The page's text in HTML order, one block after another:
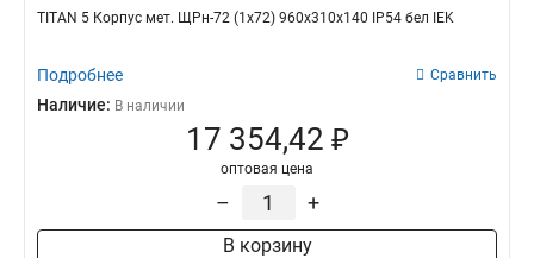
TITAN 5 Корпус мет. ЩРн-72 (1х72) 960х310х140 IP54 бел IEK
Подробнее Сравнить
Наличие: В наличии
17 354,42 ₽
оптовая цена
– +
В корзину